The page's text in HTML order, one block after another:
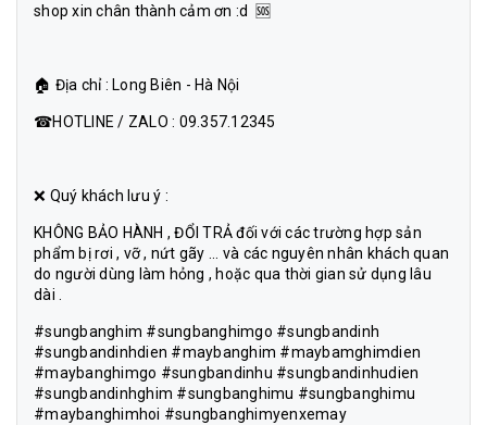
shop xin chân thành cảm ơn :d 🆘
🏠 Địa chỉ : Long Biên - Hà Nội
☎HOTLINE / ZALO : 09.357.12345
❌ Quý khách lưu ý :
KHÔNG BẢO HÀNH , ĐỔI TRẢ đối với các trường hợp sản
phẩm bị rơi , vỡ , nứt gãy ... và các nguyên nhân khách quan
do người dùng làm hỏng , hoặc qua thời gian sử dụng lâu
dài .
#sungbanghim #sungbanghimgo #sungbandinh
#sungbandinhdien #maybanghim #maybamghimdien
#maybanghimgo #sungbandinhu #sungbandinhudien
#sungbandinhghim #sungbanghimu #sungbanghimu
#maybanghimhoi #sungbanghimyenxemay